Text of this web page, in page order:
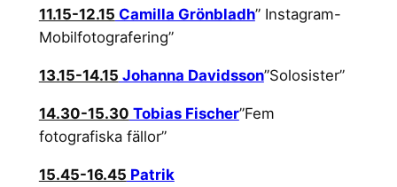
11.15-12.15 Camilla Grönbladh” Instagram-
Mobilfotografering”
13.15-14.15 Johanna Davidsson”Solosister”
14.30-15.30 Tobias Fischer”Fem
fotografiska fällor”
15.45-16.45 Patrik